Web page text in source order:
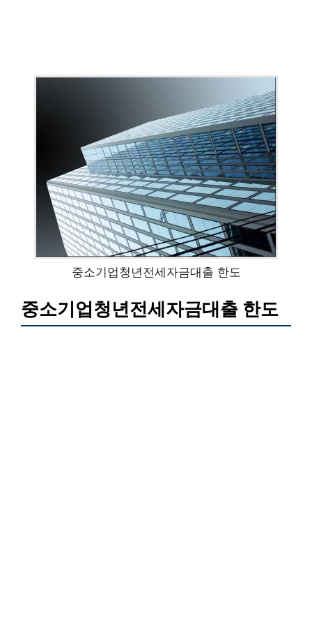
중소기업청년전세자금대출 한도
중소기업청년전세자금대출 한도